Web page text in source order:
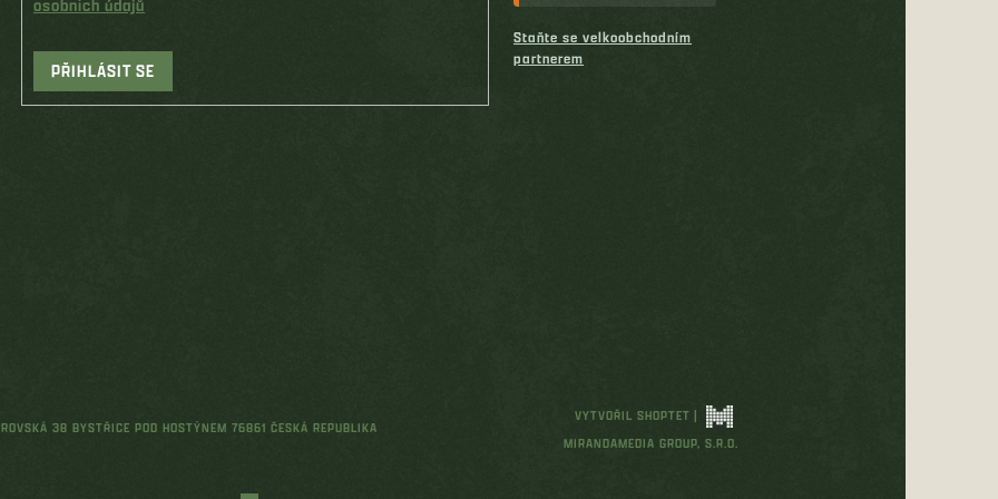
osobních údajů
PŘIHLÁSIT SE
Staňte se velkoobchodním
partnerem
VYTVOŘIL SHOPTET |
MIRANDAMEDIA GROUP, S.R.O.
38 BYSTŘICE POD HOSTÝNEM 76861 ČESKÁ REPUBLIKA